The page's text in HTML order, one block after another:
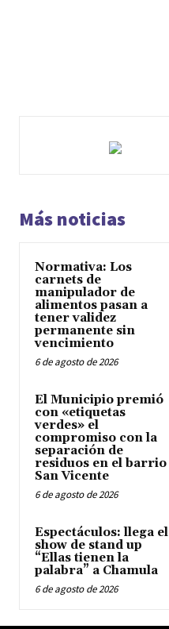
Más noticias
Normativa: Los
carnets de
manipulador de
alimentos pasan a
tener validez
permanente sin
vencimiento
6 de agosto de 2026
El Municipio premió
con «etiquetas
verdes» el
compromiso con la
separación de
residuos en el barrio
San Vicente
6 de agosto de 2026
Espectáculos: llega el
show de stand up
“Ellas tienen la
palabra” a Chamula
6 de agosto de 2026